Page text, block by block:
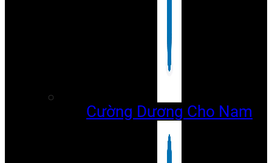
Cường Dương Cho Nam